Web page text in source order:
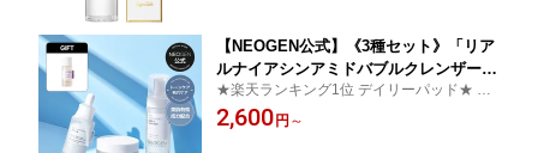
【NEOGEN公式】《3種セット》「リア
ルナイアシンアミドバブルクレンザーX
デイリーマスクXセラム」パッド マスク
パック 洗顔 引き締め 保湿 水分 低刺激
★楽天ランキング1位 デイリーパッド★ 洗
う・満たす・集中ケア。ナイアシンアミド
で輝く白もちツヤ肌へ！
2,600円 ～